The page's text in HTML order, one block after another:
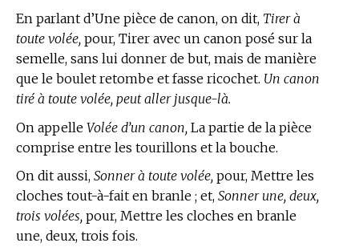
En parlant d’Une pièce de canon, on dit, Tirer à
toute volée, pour, Tirer avec un canon posé sur la
semelle, sans lui donner de but, mais de manière
que le boulet retombe et fasse ricochet. Un canon
tiré à toute volée, peut aller jusque-là.
On appelle Volée d’un canon, La partie de la pièce
comprise entre les tourillons et la bouche.
On dit aussi, Sonner à toute volée, pour, Mettre les
cloches tout-à-fait en branle ; et, Sonner une, deux,
trois volées, pour, Mettre les cloches en branle
une, deux, trois fois.